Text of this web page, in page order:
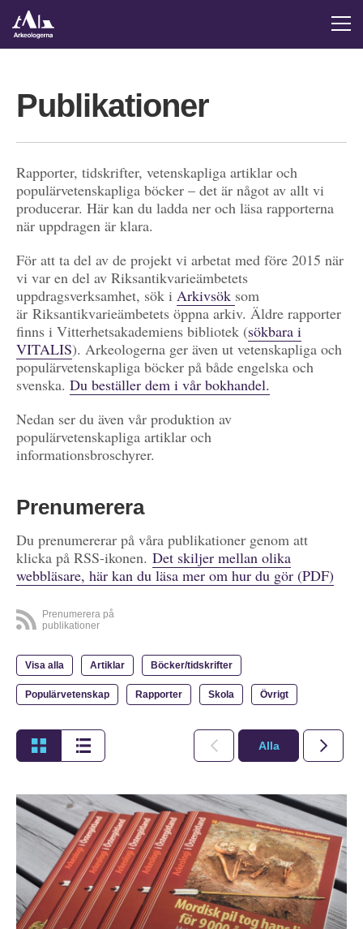
Publikationer
Rapporter, tidskrifter, vetenskapliga artiklar och
populärvetenskapliga böcker – det är något av allt vi
producerar. Här kan du ladda ner och läsa rapporterna
när uppdragen är klara.
För att ta del av de projekt vi arbetat med före 2015 när
vi var en del av Riksantikvarieämbetets
uppdragsverksamhet, sök i Arkivsök som
är Riksantikvarieämbetets öppna arkiv. Äldre rapporter
finns i Vitterhetsakademiens bibliotek (sökbara i
VITALIS). Arkeologerna ger även ut vetenskapliga och
populärvetenskapliga böcker på både engelska och
svenska. Du beställer dem i vår bokhandel.
Nedan ser du även vår produktion av
populärvetenskapliga artiklar och
informationsbroschyrer.
Prenumerera
Du prenumererar på våra publikationer genom att
klicka på RSS-ikonen. Det skiljer mellan olika
webbläsare, här kan du läsa mer om hur du gör (PDF)
Prenumerera på
publikationer
Visa alla Artiklar Böcker/tidskrifter
Populärvetenskap Rapporter Skola Övrigt
Alla 2026